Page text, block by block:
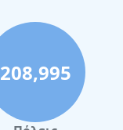
208,995